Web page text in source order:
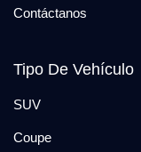
Contáctanos
Tipo De Vehículo
SUV
Coupe